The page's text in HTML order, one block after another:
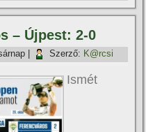
– Újpest: 2-0
Szerző: K@rcsi
Ismét